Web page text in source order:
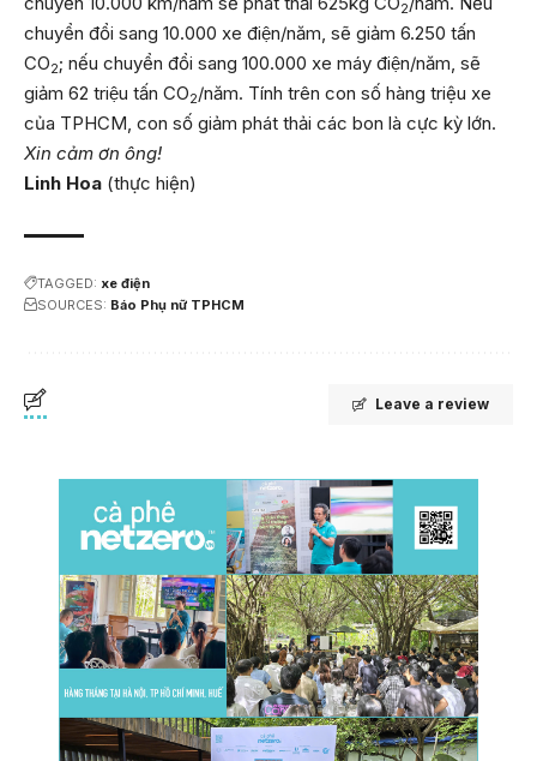
2
chuyển đổi sang 10.000 xe điện/năm, sẽ giảm 6.250 tấn
CO2; nếu chuyển đổi sang 100.000 xe máy điện/năm, sẽ
giảm 62 triệu tấn CO2/năm. Tính trên con số hàng triệu xe
của TPHCM, con số giảm phát thải các bon là cực kỳ lớn.
Xin cảm ơn ông!
Linh Hoa (thực hiện)
TAGGED: xe điện
SOURCES: Báo Phụ nữ TPHCM
Leave a review